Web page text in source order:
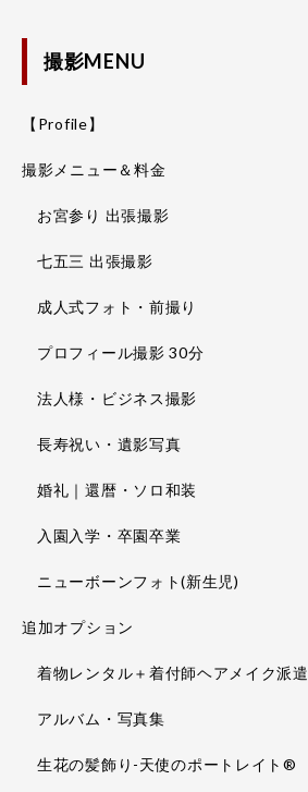
撮影MENU
【Profile】
撮影メニュー＆料金
お宮参り 出張撮影
七五三 出張撮影
成人式フォト・前撮り
プロフィール撮影 30分
法人様・ビジネス撮影
長寿祝い・遺影写真
婚礼｜還暦・ソロ和装
入園入学・卒園卒業
ニューボーンフォト(新生児)
追加オプション
着物レンタル＋着付師ヘアメイク派遣
アルバム・写真集
生花の髪飾り-天使のポートレイト®